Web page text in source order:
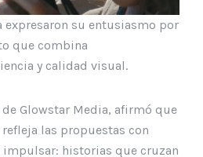
expresaron su entusiasmo por
que combina
y calidad visual.
de Glowstar Media, afirmó que
las propuestas con
historias que cruzan